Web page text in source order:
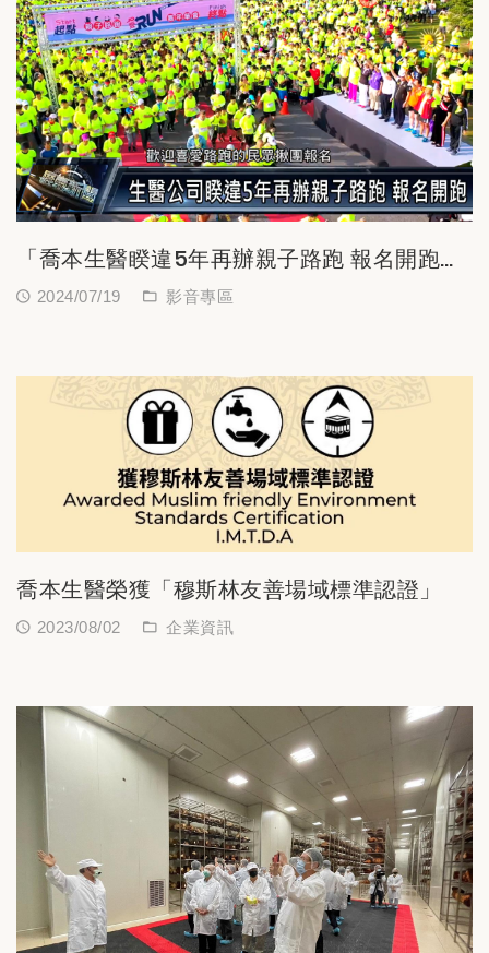
「喬本生醫睽違5年再辦親子路跑 報名開跑」
新聞2024/07/19 影音專區
喬本生醫榮獲「穆斯林友善場域標準認證」
2023/08/02 企業資訊